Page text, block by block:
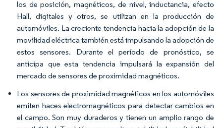
los de posición, magnéticos, de nivel, inductancia, efecto
Hall, digitales y otros, se utilizan en la producción de
automóviles. La creciente tendencia hacia la adopción de la
movilidad eléctrica también está impulsando la adopción de
estos sensores. Durante el período de pronóstico, se
anticipa que esta tendencia impulsará la expansión del
mercado de sensores de proximidad magnéticos.
Los sensores de proximidad magnéticos en los automóviles
emiten haces electromagnéticos para detectar cambios en
el campo. Son muy duraderos y tienen un amplio rango de